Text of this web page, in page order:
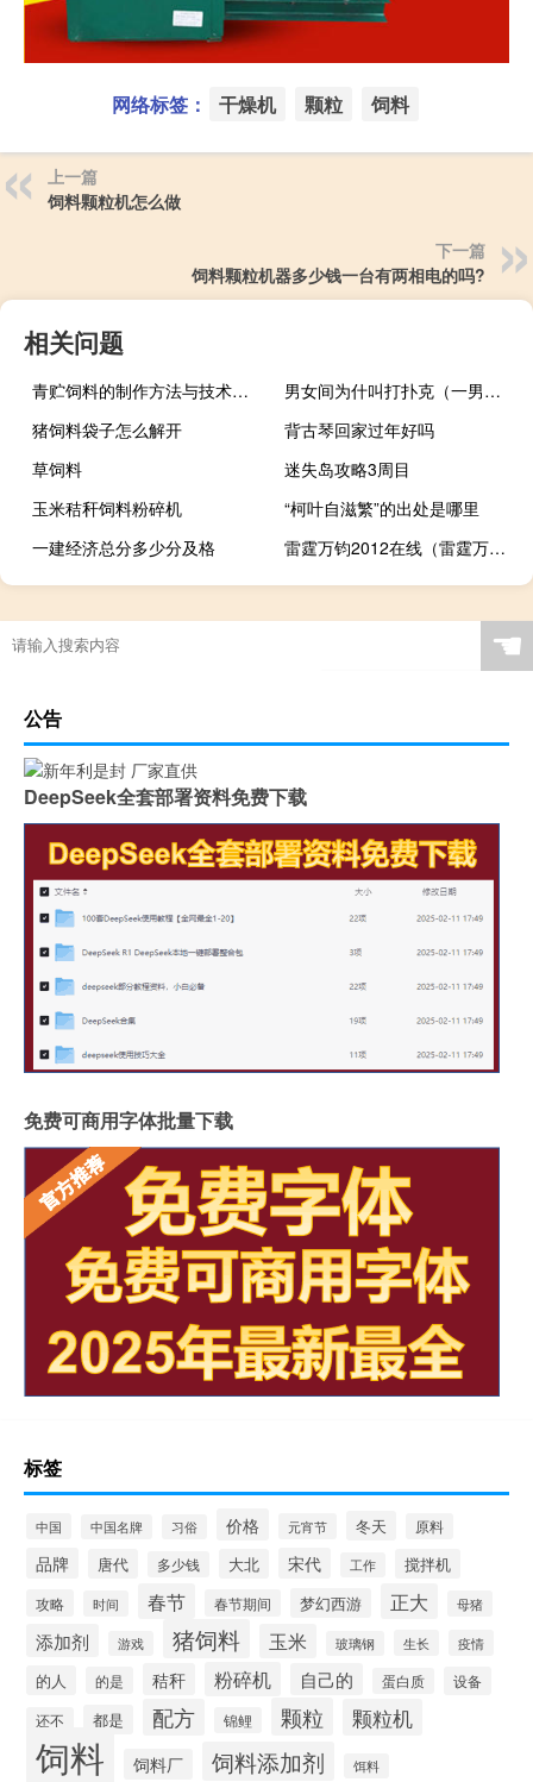
网络标签： 干燥机 颗粒 饲料
上一篇
饲料颗粒机怎么做
下一篇
饲料颗粒机器多少钱一台有两相电的吗?
相关问题
青贮饲料的制作方法与技术要点
男女间为什叫打扑克（一男一女在房间里打扑克是什么梗）
猪饲料袋子怎么解开
背古琴回家过年好吗
草饲料
迷失岛攻略3周目
玉米秸秆饲料粉碎机
“柯叶自滋繁”的出处是哪里
一建经济总分多少分及格
雷霆万钧2012在线（雷霆万钧2012）
☚
公告
DeepSeek全套部署资料免费下载
免费可商用字体批量下载
标签
中国 中国名牌 习俗 价格 元宵节 冬天 原料
品牌 唐代 多少钱 大北 宋代 工作 搅拌机
攻略 时间 春节 春节期间 梦幻西游 正大 母猪
添加剂 游戏 猪饲料 玉米 玻璃钢 生长 疫情
的人 的是 秸秆 粉碎机 自己的 蛋白质 设备
还不 都是 配方 锦鲤 颗粒 颗粒机
饲料 饲料厂 饲料添加剂 饵料